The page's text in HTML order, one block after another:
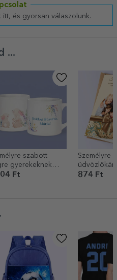
itt, és gyorsan válaszolunk.
...
szabott
gyerekeknek
- Boldog
Ft
Személyre
szöveggel
874 Ft